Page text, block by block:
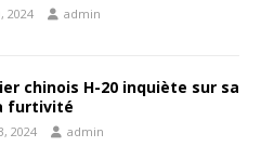
2024 admin
chinois H-20 inquiète sur sa
furtivité
2024 admin